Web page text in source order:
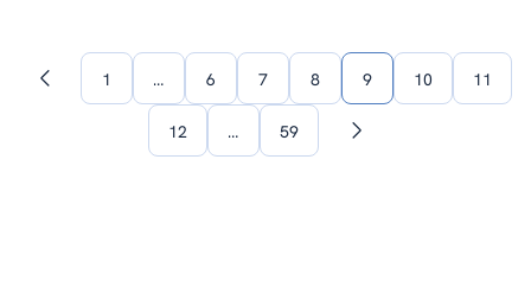
Vorherige
1 … 6 7 8 9 10 11
12 … 59
Nächste